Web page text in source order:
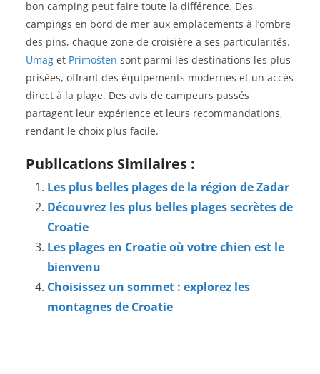
bon camping peut faire toute la différence. Des
campings en bord de mer aux emplacements à l’ombre
des pins, chaque zone de croisière a ses particularités.
Umag et Primošten sont parmi les destinations les plus
prisées, offrant des équipements modernes et un accès
direct à la plage. Des avis de campeurs passés
partagent leur expérience et leurs recommandations,
rendant le choix plus facile.
Publications Similaires :
Les plus belles plages de la région de Zadar
Découvrez les plus belles plages secrètes de
Croatie
Les plages en Croatie où votre chien est le
bienvenu
Choisissez un sommet : explorez les
montagnes de Croatie